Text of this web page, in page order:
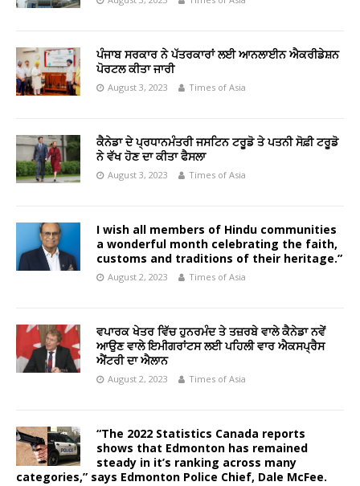
ਪੰਜਾਬ ਸਰਕਾਰ ਨੇ ਪੱਤਰਕਾਰਾਂ ਲਈ ਆਨਲਾਈਨ ਐਕਰੀਡੇਸ਼ਨ
ਪੋਰਟਲ ਕੀਤਾ ਜਾਰੀ
August 3, 2023 Times of Asia
ਕੈਨੇਡਾ ਦੇ ਪ੍ਰਧਾਨਮੰਤਰੀ ਜਸਟਿਨ ਟਰੂਡੋ ਤੇ ਪਤਨੀ ਸੋਫ਼ੀ ਟਰੂਡੋ
ਨੇ ਵੱਖ ਹੋਣ ਦਾ ਕੀਤਾ ਫੈਸਲਾ
August 3, 2023 Times of Asia
I wish all members of Hindu communities
a wonderful month celebrating the faith,
customs and traditions of their heritage.”
August 2, 2023 Times of Asia
ਵਪਾਰਕ ਖੇਤਰ ਵਿੱਚ ਹੁਨਰਮੰਦ ਤੇ ਤਜ਼ਰਬੇ ਵਾਲੇ ਕੈਨੇਡਾ ਨਵੇਂ
ਆਉਣ ਵਾਲੇ ਇਮੀਗਰਾਂਟਸ ਲਈ ਪਹਿਲੀ ਵਾਰ ਐਕਸਪ੍ਰੈਸ
ਐਂਟਰੀ ਦਾ ਐਲਾਨ
August 2, 2023 Times of Asia
“The 2022 Statistics Canada reports
shows that Edmonton has remained
steady in it’s ranking across many
categories,” says Edmonton Police Chief, Dale McFee.